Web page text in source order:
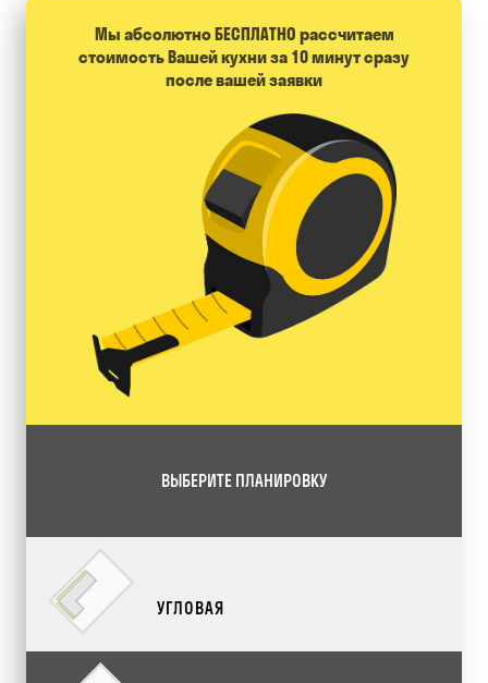
Мы абсолютно БЕСПЛАТНО расcчитаем
стоимость Вашей кухни за 10 минут сразу
после вашей заявки
ВЫБЕРИТЕ ПЛАНИРОВКУ
УГЛОВАЯ